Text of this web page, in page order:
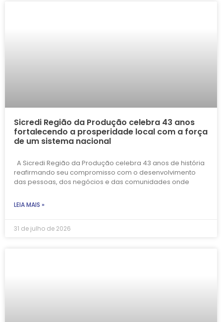
Sicredi Região da Produção celebra 43 anos
fortalecendo a prosperidade local com a força
de um sistema nacional
A Sicredi Região da Produção celebra 43 anos de história
reafirmando seu compromisso com o desenvolvimento
das pessoas, dos negócios e das comunidades onde
LEIA MAIS »
31 de julho de 2026